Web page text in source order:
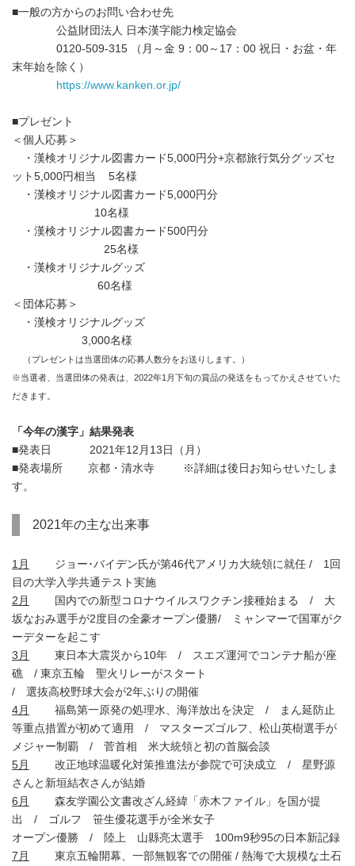
■一般の方からのお問い合わせ先
公益財団法人 日本漢字能力検定協会
0120-509-315 （月～金 9：00～17：00 祝日・お盆・年
末年始を除く）
https://www.kanken.or.jp/
■プレゼント
＜個人応募＞
・漢検オリジナル図書カード5,000円分+京都旅行気分グッズセ
ット5,000円相当 5名様
・漢検オリジナル図書カード5,000円分
10名様
・漢検オリジナル図書カード500円分
25名様
・漢検オリジナルグッズ
60名様
＜団体応募＞
・漢検オリジナルグッズ
3,000名様
（プレゼントは当選団体の応募人数分をお送りします。）
※当選者、当選団体の発表は、2022年1月下旬の賞品の発送をもってかえさせていた
だきます。
「今年の漢字」結果発表
■発表日 2021年12月13日（月）
■発表場所 京都・清水寺 ※詳細は後日お知らせいたしま
す。
2021年の主な出来事
1月
ジョー･バイデン氏が第46代アメリカ大統領に就任 / 1回
目の大学入学共通テスト実施
2月
国内での新型コロナウイルスワクチン接種始まる / 大
坂なおみ選手が2度目の全豪オープン優勝/ ミャンマーで国軍がク
ーデターを起こす
3月
東日本大震災から10年 / スエズ運河でコンテナ船が座
礁 / 東京五輪 聖火リレーがスタート
/ 選抜高校野球大会が2年ぶりの開催
4月
福島第一原発の処理水、海洋放出を決定 / まん延防止
等重点措置が初めて適用 / マスターズゴルフ、松山英樹選手が
メジャー制覇 / 菅首相 米大統領と初の首脳会談
5月
改正地球温暖化対策推進法が参院で可決成立 / 星野源
さんと新垣結衣さんが結婚
6月
森友学園公文書改ざん経緯「赤木ファイル」を国が提
出 / ゴルフ 笹生優花選手が全米女子
オープン優勝 / 陸上 山縣亮太選手 100m9秒95の日本新記録
7月
東京五輪開幕、一部無観客での開催 / 熱海で大規模な土石